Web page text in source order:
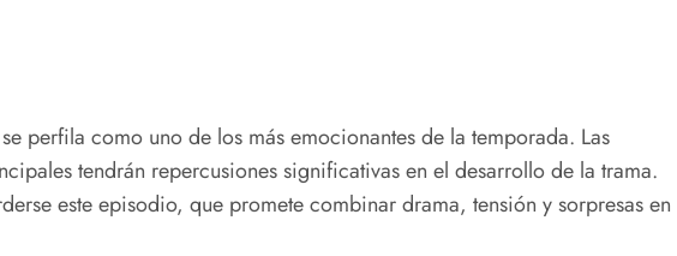
perfila como uno de los más emocionantes de la temporada. Las
tendrán repercusiones significativas en el desarrollo de la trama.
este episodio, que promete combinar drama, tensión y sorpresas en